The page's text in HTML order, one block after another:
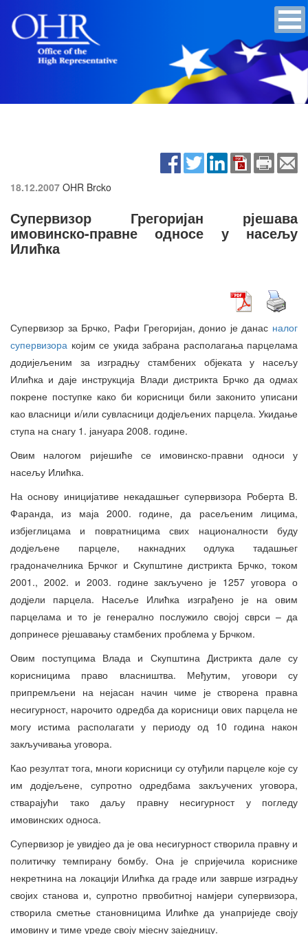
18.12.2007 OHR Brcko
Супервизор Грегоријан рјешава
имовинско-правне односе у насељу
Илићка
Супервизор за Брчко, Рафи Грегоријан, донио је данас налог
супервизора којим се укида забрана располагања парцелама
додијељеним за изградњу стамбених објеката у насељу
Илићка и даје инструкција Влади дистрикта Брчко да одмах
покрене поступке како би корисници били законито уписани
као власници и/или сувласници додјељених парцела. Укидање
ступа на снагу 1. јануара 2008. године.
Овим налогом ријешиће се имовинско-правни односи у
насељу Илићка.
На основу иницијативе некадашњег супервизора Роберта В.
Фаранда, из маја 2000. године, да расељеним лицима,
избјеглицама и повратницима свих националности буду
додјељене парцеле, накнадних одлука тадашњег
градоначелника Брчког и Скупштине дистрикта Брчко, током
2001., 2002. и 2003. године закључено је 1257 уговора о
додјели парцела. Насеље Илићка изграђено је на овим
парцелама и то је генерално послужило својој сврси – да
допринесе рјешавању стамбених проблема у Брчком.
Овим поступцима Влада и Скупштина Дистрикта дале су
корисницима право власништва. Међутим, уговори су
припремљени на нејасан начин чиме је створена правна
несигурност, нарочито одредба да корисници ових парцела не
могу истима располагати у периоду од 10 година након
закључивања уговора.
Као резултат тога, многи корисници су отуђили парцеле које су
им додјељене, супротно одредбама закључених уговора,
стварајући тако даљу правну несигурност у погледу
имовинских односа.
Супервизор је увидјео да је ова несигурност створила правну и
политичку темпирану бомбу. Она је спријечила кориснике
некретнина на локацији Илићка да граде или заврше изградњу
својих станова и, супротно првобитној намјери супервизора,
створила сметње становницима Илићке да унаприједе своју
имовину и тиме уреде своју мјесну заједницу.